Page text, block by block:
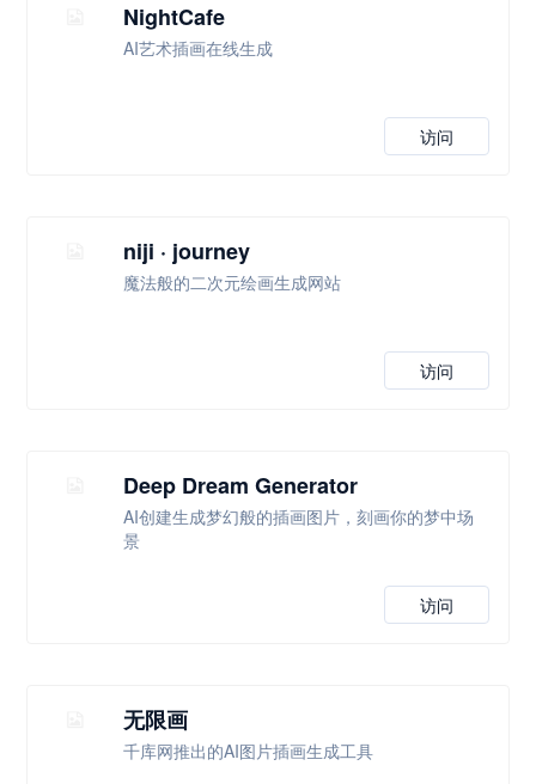
NightCafe
AI艺术插画在线生成
访问
niji · journey
魔法般的二次元绘画生成网站
访问
Deep Dream Generator
AI创建生成梦幻般的插画图片，刻画你的梦中场
景
访问
无限画
千库网推出的AI图片插画生成工具